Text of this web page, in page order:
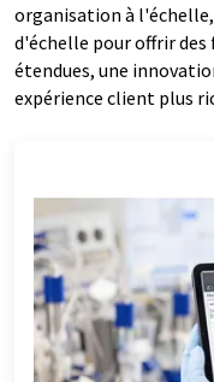
organisation à l'échelle,
d'échelle pour offrir
étendues, une
expérience client plus